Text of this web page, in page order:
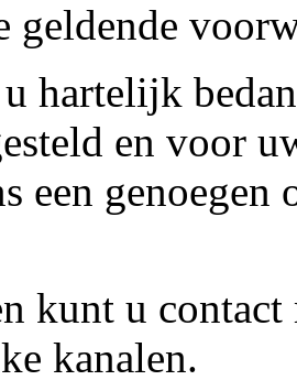
geldende
hartelijk
en voor
een
kunt u contact
kanalen.